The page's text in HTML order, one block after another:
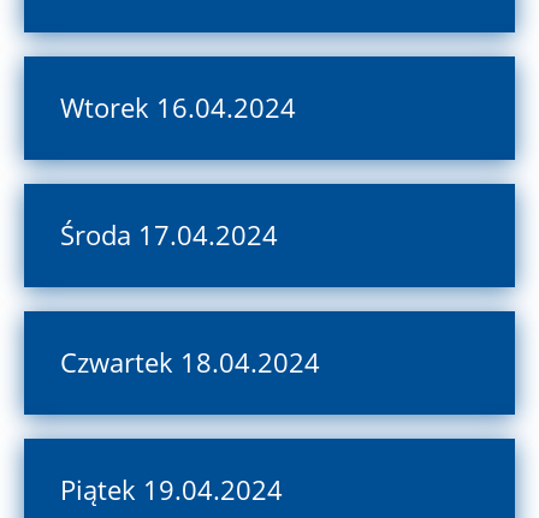
Wtorek 16.04.2024
Środa 17.04.2024
Czwartek 18.04.2024
Piątek 19.04.2024